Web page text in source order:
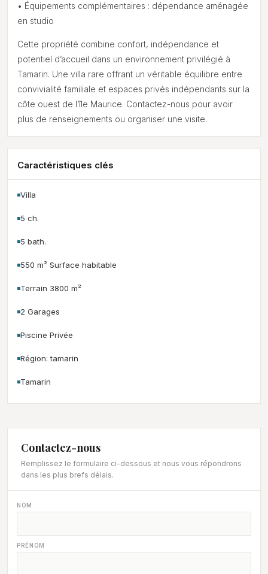
• Équipements complémentaires : dépendance aménagée
en studio
Cette propriété combine confort, indépendance et
potentiel d’accueil dans un environnement privilégié à
Tamarin. Une villa rare offrant un véritable équilibre entre
convivialité familiale et espaces privés indépendants sur la
côte ouest de l’île Maurice. Contactez-nous pour avoir
plus de renseignements ou organiser une visite.
Caractéristiques clés
Villa
5 ch.
5 bath.
550 m² Surface habitable
Terrain 3800 m²
2 Garages
Piscine Privée
Région: tamarin
Tamarin
Contactez-nous
Remplissez le formulaire ci-dessous et nous vous répondrons
dans les plus brefs délais.
NOM
PRÉNOM